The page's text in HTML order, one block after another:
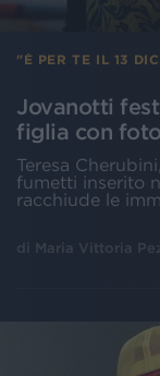
"È PER TE IL 13
Jovanotti
figlia con
Teresa
fumetti inserito
racchiude le
di Maria Vittoria